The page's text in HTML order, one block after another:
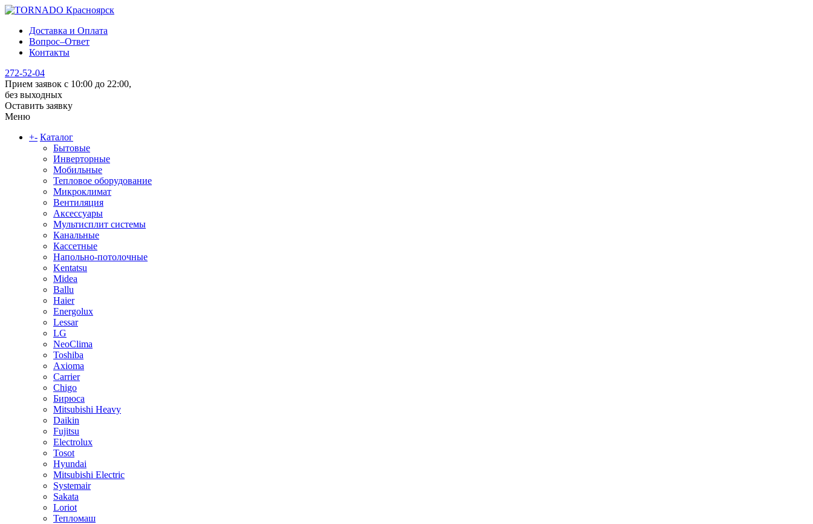
Доставка и Оплата
Вопрос–Ответ
Контакты
272-52-04
Прием заявок с 10:00 до 22:00,
без выходных
Оставить заявку
Меню
+- Каталог
Бытовые
Инверторные
Мобильные
Тепловое оборудование
Микроклимат
Вентиляция
Аксессуары
Мультисплит системы
Канальные
Кассетные
Напольно-потолочные
Kentatsu
Midea
Ballu
Haier
Energolux
Lessar
LG
NeoClima
Toshiba
Axioma
Carrier
Chigo
Бирюса
Mitsubishi Heavy
Daikin
Fujitsu
Electrolux
Tosot
Hyundai
Mitsubishi Electric
Systemair
Sakata
Loriot
Тепломаш